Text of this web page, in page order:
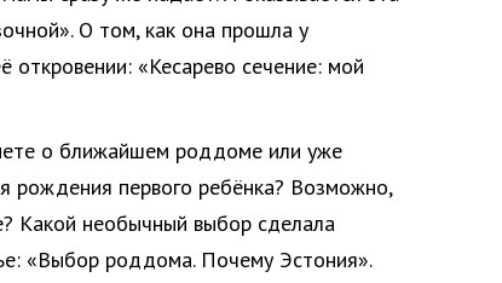
О том, как она прошла у
откровении: «Кесарево сечение: мой
о ближайшем роддоме или уже
рождения первого ребёнка? Возможно,
Какой необычный выбор сделала
«Выбор роддома. Почему Эстония».